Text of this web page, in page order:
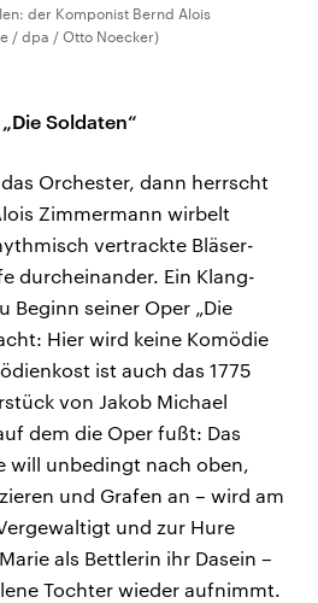
der Komponist Bernd Alois
/ dpa / Otto Noecker)
Soldaten“
Orchester, dann herrscht
Zimmermann wirbelt
vertrackte Bläser-
durcheinander. Ein Klang-
Beginn seiner Oper „Die
Hier wird keine Komödie
ist auch das 1775
von Jakob Michael
dem die Oper fußt: Das
will unbedingt nach oben,
und Grafen an – wird am
und zur Hure
als Bettlerin ihr Dasein –
Tochter wieder aufnimmt.